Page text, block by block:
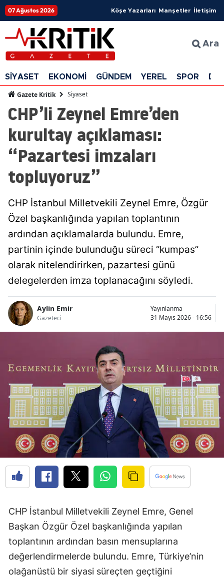
07 Ağustos 2026 Köşe Yazarları Manşetler İletişim
Ara
SİYASET EKONOMİ GÜNDEM YEREL SPOR
Gazete Kritik Siyaset
CHP’li Zeynel Emre’den
kurultay açıklaması:
“Pazartesi imzaları
topluyoruz”
CHP İstanbul Milletvekili Zeynel Emre, Özgür
Özel başkanlığında yapılan toplantının
ardından açıklamalarda bulundu. Emre,
partinin içinde bulunduğu süreci “kumpas”
olarak nitelendirirken, pazartesi günü
delegelerden imza toplanacağını söyledi.
Aylin Emir
Gazeteci
Yayınlanma
31 Mayıs 2026 - 16:56
CHP İstanbul Milletvekili Zeynel Emre, Genel
Başkan Özgür Özel başkanlığında yapılan
toplantının ardından basın mensuplarına
değerlendirmelerde bulundu. Emre, Türkiye’nin
olağanüstü bir siyasi süreçten geçtiğini